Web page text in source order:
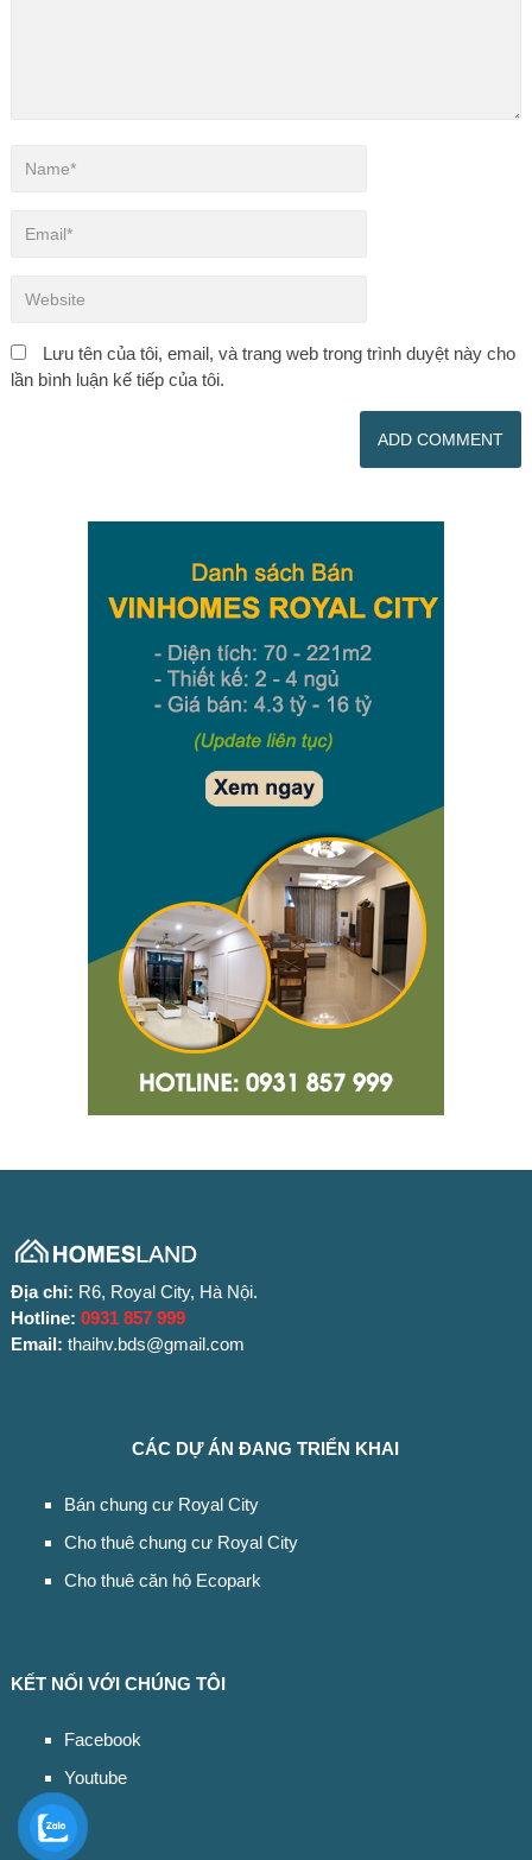
Lưu tên của tôi, email, và trang web trong trình duyệt này cho
lần bình luận kế tiếp của tôi.
Địa chỉ: R6, Royal City, Hà Nội.
Hotline: 0931 857 999
Email: thaihv.bds@gmail.com
CÁC DỰ ÁN ĐANG TRIỂN KHAI
Bán chung cư Royal City
Cho thuê chung cư Royal City
Cho thuê căn hộ Ecopark
KẾT NỐI VỚI CHÚNG TÔI
Facebook
Youtube